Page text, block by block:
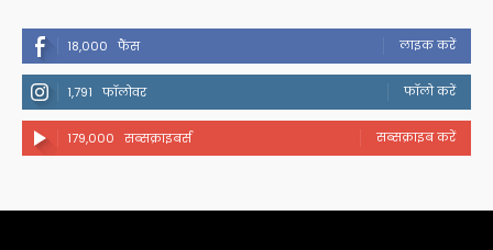
18,000 फैंस लाइक करें
1,791 फॉलोवर फॉलो करें
179,000 सब्सक्राइबर्स सब्सक्राइब करें